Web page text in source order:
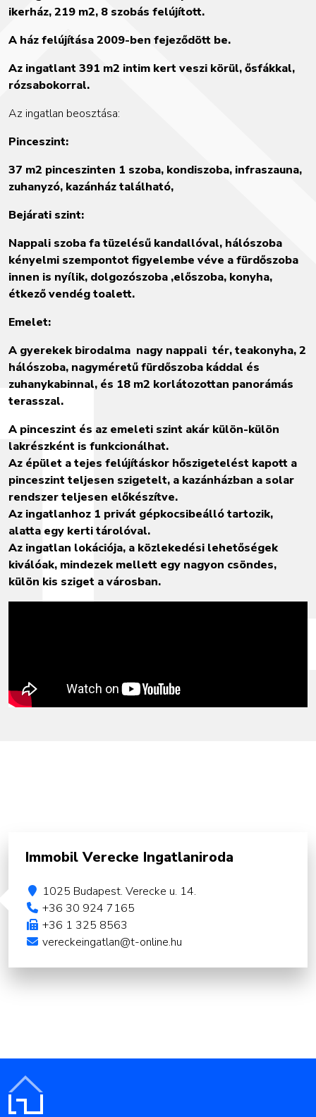
ikerház, 219 m2, 8 szobás felújított.
A ház felújítása 2009-ben fejeződött be.
Az ingatlant 391 m2 intim kert veszi körül, ősfákkal,
rózsabokorral.
Az ingatlan beosztása:
Pinceszint:
37 m2 pinceszinten 1 szoba, kondiszoba, infraszauna,
zuhanyzó, kazánház található,
Bejárati szint:
Nappali szoba fa tüzelésű kandallóval, hálószoba
kényelmi szempontot figyelembe véve a fürdőszoba
innen is nyílik, dolgozószoba ,előszoba, konyha,
étkező vendég toalett.
Emelet:
A gyerekek birodalma nagy nappali tér, teakonyha, 2
hálószoba, nagyméretű fürdőszoba káddal és
zuhanykabinnal, és 18 m2 korlátozottan panorámás
terasszal.
A pinceszint és az emeleti szint akár külön-külön
lakrészként is funkcionálhat.
Az épület a tejes felújításkor hőszigetelést kapott a
pinceszint teljesen szigetelt, a kazánházban a solar
rendszer teljesen előkészítve.
Az ingatlanhoz 1 privát gépkocsibeálló tartozik,
alatta egy kerti tárolóval.
Az ingatlan lokációja, a közlekedési lehetőségek
kiválóak, mindezek mellett egy nagyon csöndes,
külön kis sziget a városban.
Immobil Verecke Ingatlaniroda
1025 Budapest. Verecke u. 14.
+36 30 924 7165
+36 1 325 8563
vereckeingatlan@t-online.hu